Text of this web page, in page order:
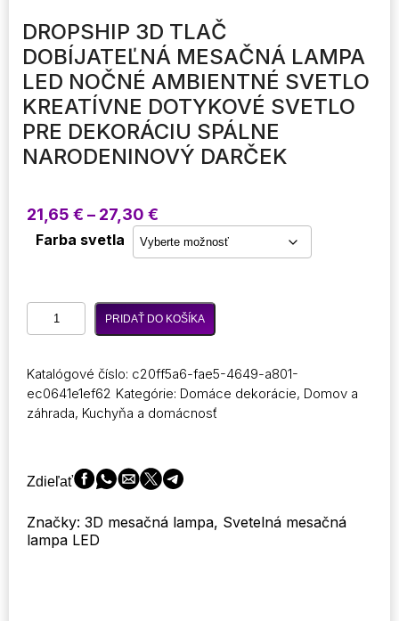
DROPSHIP 3D TLAČ
DOBÍJATEĽNÁ MESAČNÁ LAMPA
LED NOČNÉ AMBIENTNÉ SVETLO
KREATÍVNE DOTYKOVÉ SVETLO
PRE DEKORÁCIU SPÁLNE
NARODENINOVÝ DARČEK
21,65 € – 27,30 €
range:
Farba svetla
množstvo
Dropship
dobíjateľná
mesačná
lampa
ambientné
svetlo
dotykové
svetlo
PRIDAŤ DO KOŠÍKA
Katalógové číslo: c20ff5a6-fae5-4649-a801-
ec0641e1ef62 Kategórie: Domáce dekorácie, Domov a
záhrada, Kuchyňa a domácnosť
Zdieľať
Značky: 3D mesačná lampa, Svetelná mesačná
lampa LED